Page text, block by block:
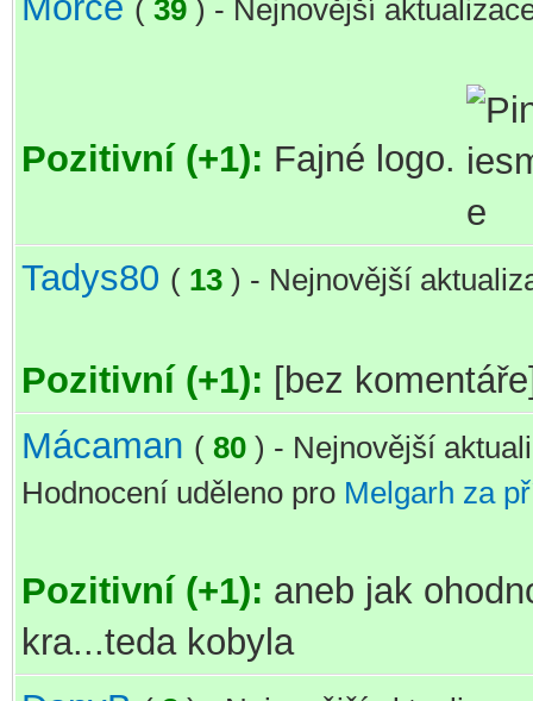
( 39 ) - Nejnovější
Pozitivní (+1): Fajné logo.
Tadys80 ( 13 ) - Nejnovější
Pozitivní (+1): [bez
Mácaman ( 80 ) - Nejnovější
Hodnocení uděleno pro Melgarh za
Pozitivní (+1): aneb jak
kra...teda kobyla